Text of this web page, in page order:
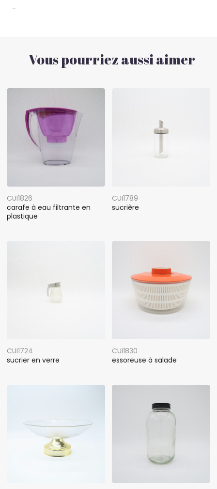
-
Vous pourriez aussi aimer
CUI1826
carafe à eau filtrante en
plastique
CUI1789
sucrière
CUI1724
sucrier en verre
CUI1830
essoreuse à salade